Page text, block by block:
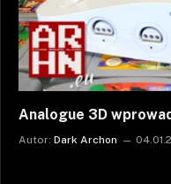
Analogue 3D
Autor: Dark Archon